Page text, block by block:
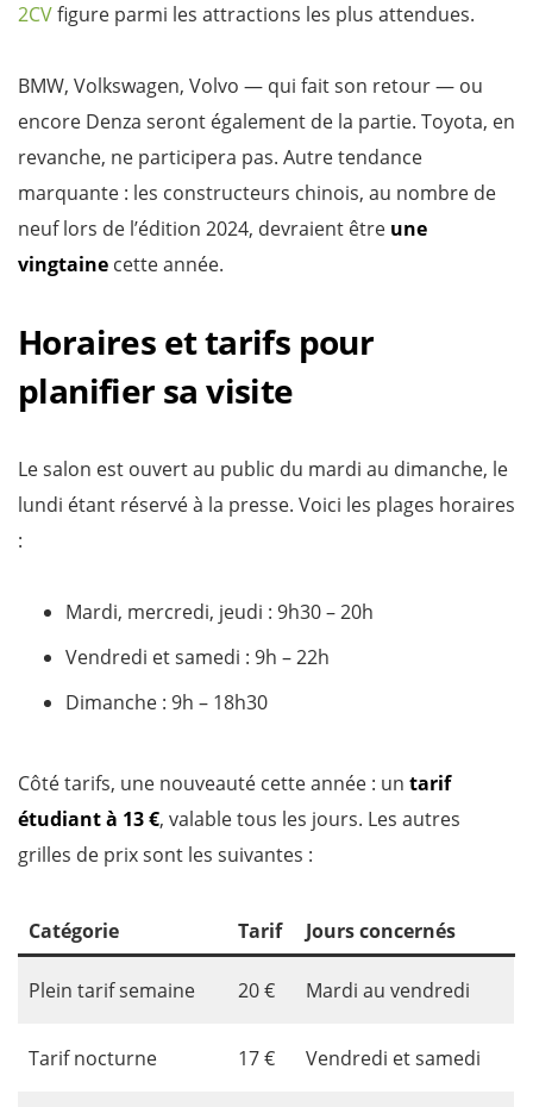
2CVfigure parmi les attractions les plus attendues.
BMW, Volkswagen, Volvo — qui fait son retour — ou
encore Denza seront également de la partie. Toyota, en
revanche, ne participera pas. Autre tendance
marquante : les constructeurs chinois, au nombre de
neuf lors de l’édition 2024, devraient être une
vingtaine cette année.
Horaires et tarifs pour
planifier sa visite
Le salon est ouvert au public du mardi au dimanche, le
lundi étant réservé à la presse. Voici les plages horaires
:
Mardi, mercredi, jeudi : 9h30 – 20h
Vendredi et samedi : 9h – 22h
Dimanche : 9h – 18h30
Côté tarifs, une nouveauté cette année : un tarif
étudiant à 13 €, valable tous les jours. Les autres
grilles de prix sont les suivantes :
Catégorie Tarif Jours concernés
Plein tarif semaine 20 € Mardi au vendredi
Tarif nocturne 17 € Vendredi et samedi